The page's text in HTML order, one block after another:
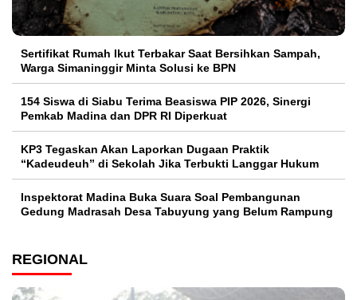
Sertifikat Rumah Ikut Terbakar Saat Bersihkan Sampah,
Warga Simaninggir Minta Solusi ke BPN
154 Siswa di Siabu Terima Beasiswa PIP 2026, Sinergi
Pemkab Madina dan DPR RI Diperkuat
KP3 Tegaskan Akan Laporkan Dugaan Praktik
“Kadeudeuh” di Sekolah Jika Terbukti Langgar Hukum
Inspektorat Madina Buka Suara Soal Pembangunan
Gedung Madrasah Desa Tabuyung yang Belum Rampung
REGIONAL